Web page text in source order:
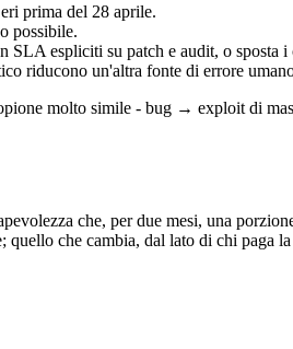
prima del 28 aprile.
possibile.
SLA espliciti su patch e audit, o sposta
riducono un'altra fonte di errore
molto simile - bug → exploit di
che, per due mesi, una
quello che cambia, dal lato di chi paga